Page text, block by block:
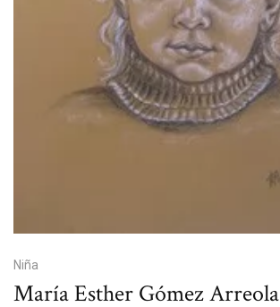
Niña
María Esther Gómez Arreola